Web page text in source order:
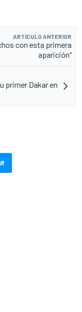
ARTÍCULO ANTERIOR
con esta primera
aparición"
primer Dakar en